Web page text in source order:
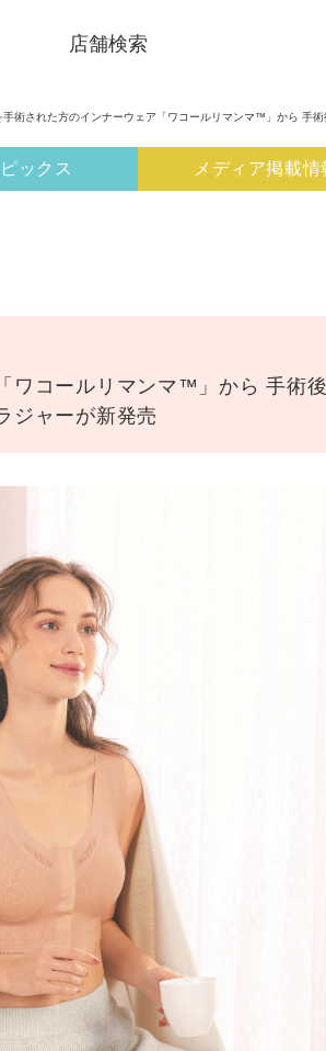
店舗検索
メールニュース登録
お問い合わせ
よくあるご質問
術された方のインナーウェア「ワコールリマンマ™」から 手
ックス メディア掲載情
ワコールリマンマ™」から 手術
ジャーが新発売